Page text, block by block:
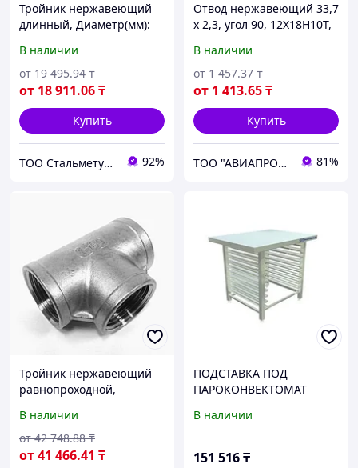
Тройник нержавеющий
длинный, Диаметр(мм):
В наличии
от 18 911.06₸
от 19 495.94 ₸
Купить
ТОО Стальметурал 92%
Отвод нержавеющий 33,7
х 2,3, угол 90, 12Х18Н10Т,
В наличии
от 1 413.65₸
от 1 457.37 ₸
Купить
ТОО "АВИАПРОМСТАЛЬ" 81%
Тройник нержавеющий
равнопроходной,
2"1/2В
В наличии
от41 466.41 ₸
от 42 748.88 ₸
ПОДСТАВКА ПОД
ПАРОКОНВЕКТОМАТ
В наличии
151 516₸